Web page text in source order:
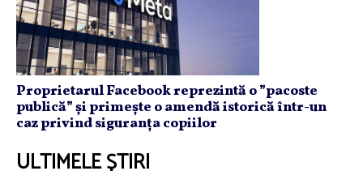
Proprietarul Facebook reprezintă o ”pacoste
publică” și primește o amendă istorică într-un
caz privind siguranța copiilor
ULTIMELE ȘTIRI